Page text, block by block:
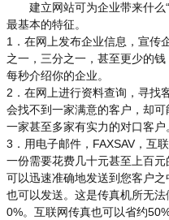
建立网站可为企业带来什么“
最基本的特征。
1．在网上发布企业信息，宣传
之一，三分之一，甚至更少的
每秒介绍你的企业。
2．在网上进行资料查询，寻找
会找不到一家满意的客户，却
一家甚至多家有实力的对口客户
3．用电子邮件，FAXSAV，互
一份需要花费几十元甚至上百
可以迅速准确地发送到您客户
也可以发送。这是传真机所无
0%。互联网传真也可以省约